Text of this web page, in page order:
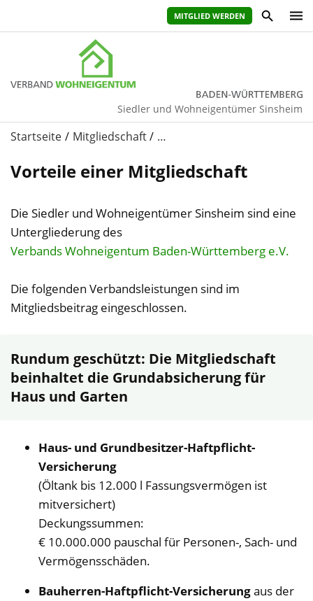
MITGLIED WERDEN
Siedler und Wohneigentümer Sinsheim
Startseite Mitgliedschaft …
Vorteile einer Mitgliedschaft
Die Siedler und Wohneigentümer Sinsheim sind eine
Untergliederung des
Verbands Wohneigentum Baden-Württemberg e.V.
Die folgenden Verbandsleistungen sind im
Mitgliedsbeitrag eingeschlossen.
Rundum geschützt: Die Mitgliedschaft
beinhaltet die Grundabsicherung für
Haus und Garten
Haus- und Grundbesitzer-Haftpflicht-
Versicherung
(Öltank bis 12.000 l Fassungsvermögen ist
mitversichert)
Deckungssummen:
€ 10.000.000 pauschal für Personen-, Sach- und
Vermögensschäden.
Bauherren-Haftpflicht-Versicherungaus der